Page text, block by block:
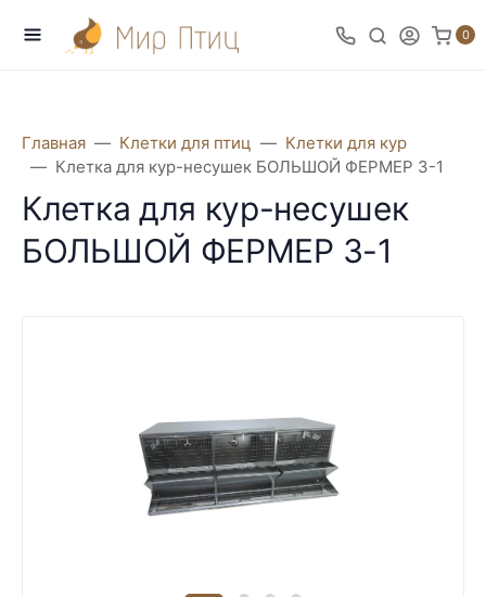
0
Главная Клетки для птиц
Клетки для кур
Клетка для кур-несушек БОЛЬШОЙ ФЕРМЕР 3-1
Клетка для кур-несушек
БОЛЬШОЙ ФЕРМЕР 3-1